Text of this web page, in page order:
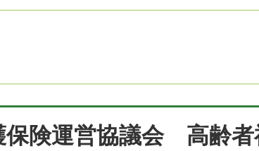
保険運営協議会 高齢者